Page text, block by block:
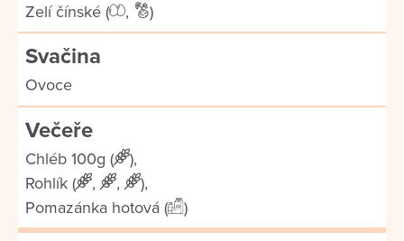
Zelí čínské (
, )
Svačina
Ovoce
Večeře
Chléb 100g (
),
Rohlík (
, ,
),
Pomazánka hotová (
)